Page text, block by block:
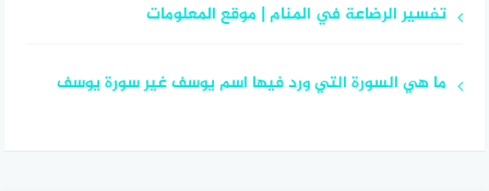
تفسير الرضاعة في المنام | موقع المعلومات
ما هي السورة التي ورد فيها اسم يوسف غير سورة يوسف